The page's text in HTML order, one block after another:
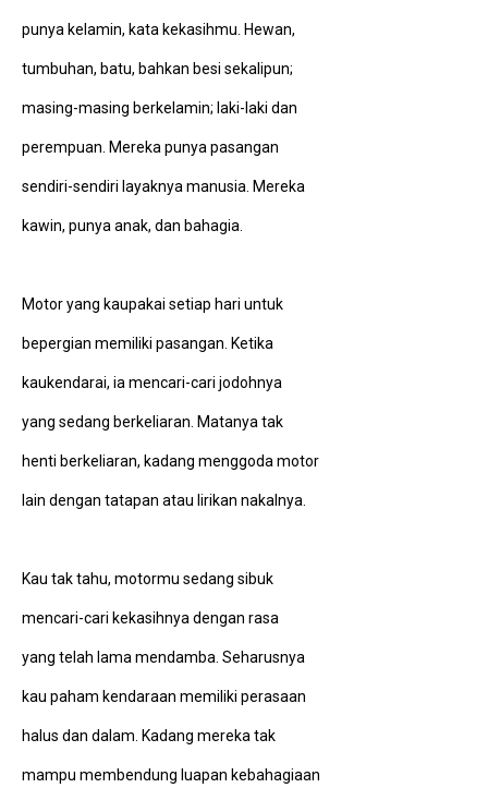
punya kelamin, kata kekasihmu. Hewan,
tumbuhan, batu, bahkan besi sekalipun;
masing-masing berkelamin; laki-laki dan
perempuan. Mereka punya pasangan
sendiri-sendiri layaknya manusia. Mereka
kawin, punya anak, dan bahagia.
Motor yang kaupakai setiap hari untuk
bepergian memiliki pasangan. Ketika
kaukendarai, ia mencari-cari jodohnya
yang sedang berkeliaran. Matanya tak
henti berkeliaran, kadang menggoda motor
lain dengan tatapan atau lirikan nakalnya.
Kau tak tahu, motormu sedang sibuk
mencari-cari kekasihnya dengan rasa
yang telah lama mendamba. Seharusnya
kau paham kendaraan memiliki perasaan
halus dan dalam. Kadang mereka tak
mampu membendung luapan kebahagiaan